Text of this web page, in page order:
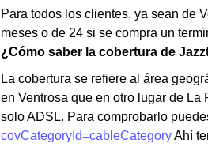
Para todos los clientes, ya sean de
meses o de 24 si se compra un
¿Cómo saber la cobertura de
La cobertura se refiere al área
en Ventrosa que en otro lugar de
solo ADSL. Para comprobarlo
covCategoryId=cableCategoryAhí